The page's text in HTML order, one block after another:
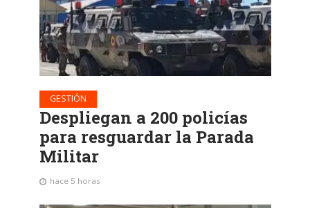
GESTIÓN
Despliegan a 200 policías
para resguardar la Parada
Militar
hace 5 horas